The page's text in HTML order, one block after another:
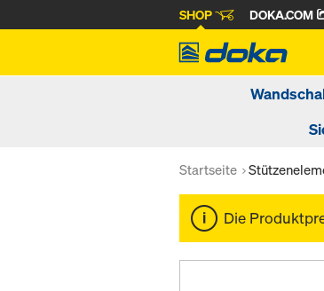
SHOP DOKA.COM
Startseite
Die